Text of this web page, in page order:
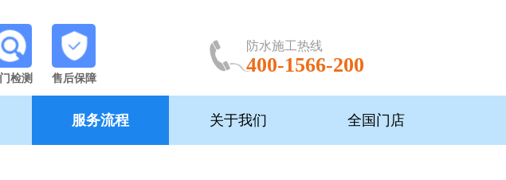
检测 售后保障
防水施工热线
400-1566-200
服务流程 关于我们 全国门店